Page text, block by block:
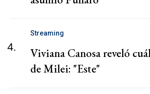
4.
Streaming
Viviana Canosa reveló
de Milei: "Este"